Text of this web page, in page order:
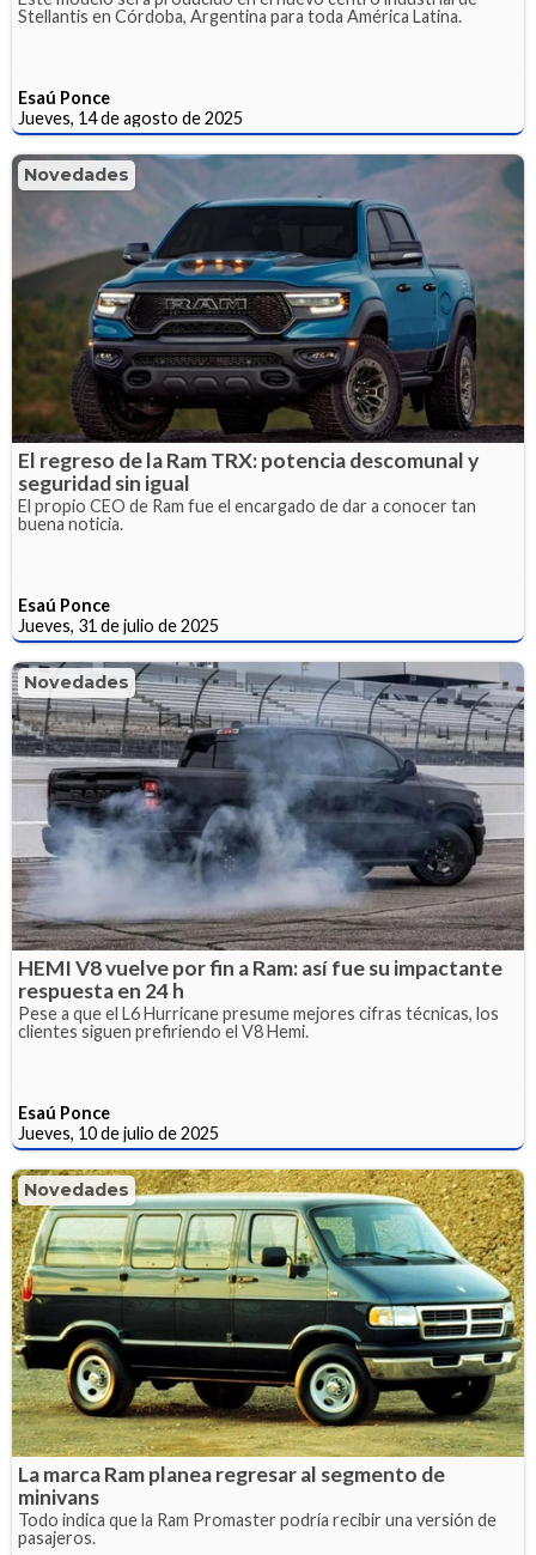
Stellantis en Córdoba, Argentina para toda América Latina.
Esaú Ponce
Jueves, 14 de agosto de 2025
Novedades
El regreso de la Ram TRX: potencia descomunal y
seguridad sin igual
El propio CEO de Ram fue el encargado de dar a conocer tan
buena noticia.
Esaú Ponce
Jueves, 31 de julio de 2025
Novedades
HEMI V8 vuelve por fin a Ram: así fue su impactante
respuesta en 24 h
Pese a que el L6 Hurricane presume mejores cifras técnicas, los
clientes siguen prefiriendo el V8 Hemi.
Esaú Ponce
Jueves, 10 de julio de 2025
Novedades
La marca Ram planea regresar al segmento de
minivans
Todo indica que la Ram Promaster podría recibir una versión de
pasajeros.